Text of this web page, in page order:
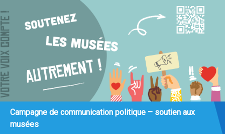
Campagne de communication politique – soutien aux
musées